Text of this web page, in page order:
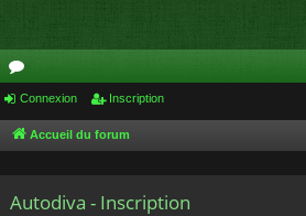
or
u
s
Connexion Inscription
Accueil du forum
Autodiva - Inscription